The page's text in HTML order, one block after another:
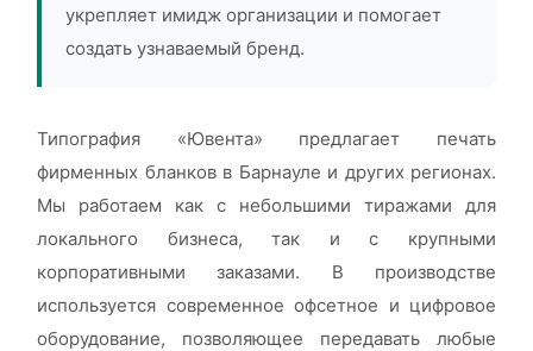
укрепляет имидж организации и помогает
создать узнаваемый бренд.
Типография «Ювента» предлагает печать
фирменных бланков в Барнауле и других регионах.
Мы работаем как с небольшими тиражами для
локального бизнеса, так и с крупными
корпоративными заказами. В производстве
используется современное офсетное и цифровое
оборудование, позволяющее передавать любые